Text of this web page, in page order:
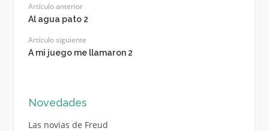
Artículo anterior
Al agua pato 2
Artículo siguiente
A mi juego me llamaron 2
Novedades
Las novias de Freud